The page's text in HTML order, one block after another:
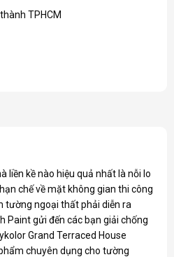
TPHCM
liền kề nào hiệu quả nhất là nỗi lo
chế về mặt không gian thi công
tường ngoại thất phải diễn ra
Paint gửi đến các bạn giải chống
Grand Terraced House
chuyên dụng cho tường